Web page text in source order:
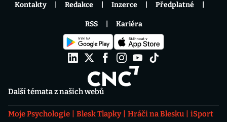
Další témata z našich webů
Moje Psychologie Blesk Tlapky Hráči na Blesku
iSport
Kontakty Redakce Inzerce Předplatné
RSS Kariéra